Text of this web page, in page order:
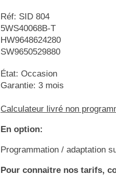
Réf: SID 804
5WS40068B-T
HW9648624280
SW9650529880
État: Occasion
Garantie: 3 mois
Calculateur livré non
En option:
Programmation / adaptation
Pour connaitre nos tarifs,